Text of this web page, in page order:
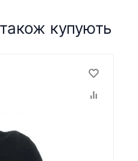
купують